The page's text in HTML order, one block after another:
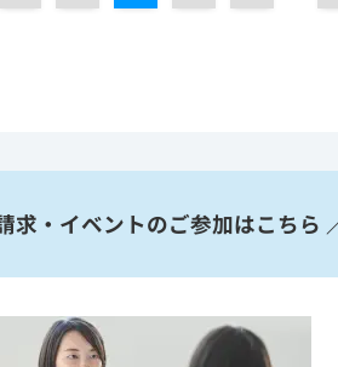
求・イベントのご参加はこちら